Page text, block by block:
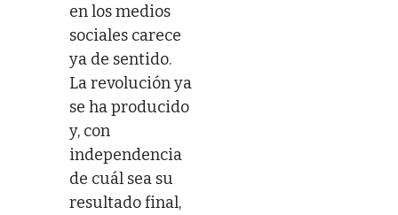
en los medios
sociales carece
ya de sentido.
La revolución ya
se ha producido
y, con
independencia
de cuál sea su
resultado final,